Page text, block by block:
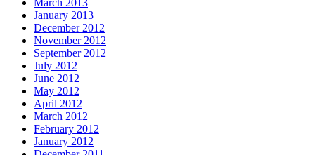
January 2013
December 2012
November 2012
September 2012
July 2012
June 2012
May 2012
April 2012
March 2012
February 2012
January 2012